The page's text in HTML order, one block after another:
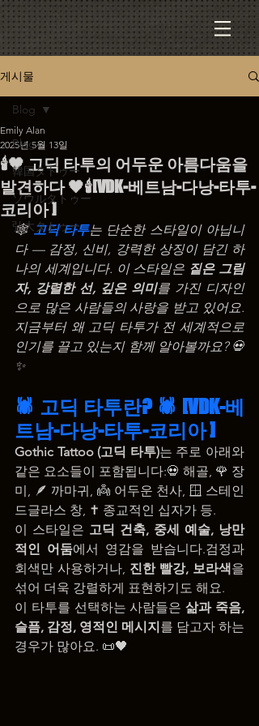
게시물
Blog
韓国タトゥー
ソウルタトゥー
弘大タトゥー
Blog
🕯️🖤 고딕 타투의 어두운 아름다움을
발견하다 🖤🕯️[VDK-베트남-다낭-타투-
코리아 ]
Emily Alan
2025년 5월 13일
🕸️ 고딕 타투는 단순한 스타일이 아닙니
다 — 감정, 신비, 강력한 상징이 담긴 하
나의 세계입니다. 이 스타일은 짙은 그림
자, 강렬한 선, 깊은 의미를 가진 디자인
으로 많은 사람들의 사랑을 받고 있어요.
지금부터 왜 고딕 타투가 전 세계적으로
인기를 끌고 있는지 함께 알아볼까요? 💀
✨
🕷️ 고딕 타투란? 🕷️ [VDK-베
트남-다낭-타투-코리아 ]
Gothic Tattoo (고딕 타투)는 주로 아래와
같은 요소들이 포함됩니다:💀 해골, 🌹 장
미, 🪶 까마귀, 👼 어두운 천사, 🪟 스테인
드글라스 창, ✝️ 종교적인 십자가 등.
이 스타일은 고딕 건축, 중세 예술, 낭만
적인 어둠에서 영감을 받습니다.검정과
회색만 사용하거나, 진한 빨강, 보라색을
섞어 더욱 강렬하게 표현하기도 해요.
이 타투를 선택하는 사람들은 삶과 죽음,
슬픔, 감정, 영적인 메시지를 담고자 하는
경우가 많아요. 📜🖤